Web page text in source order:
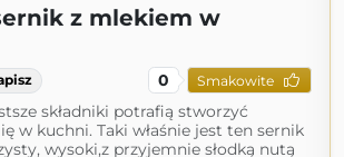
z mlekiem w
0 Smakowite
składniki potrafią stworzyć
w kuchni. Taki właśnie jest ten sernik
wysoki,z przyjemnie słodką nutą